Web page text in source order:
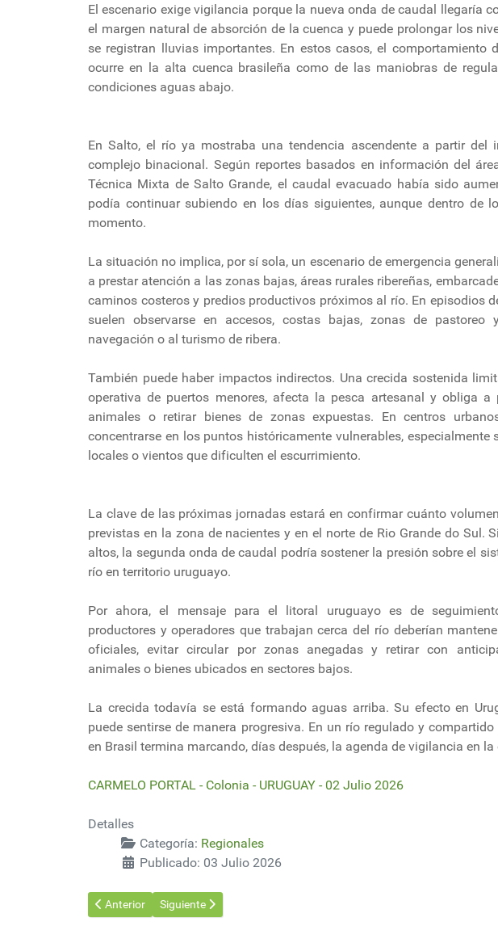
El escenario exige vigilancia porque la nueva onda de caudal llegaría
el margen natural de absorción de la cuenca y puede prolongar los
se registran lluvias importantes. En estos casos, el comportamiento
ocurre en la alta cuenca brasileña como de las maniobras de
condiciones aguas abajo.
En Salto, el río ya mostraba una tendencia ascendente a partir del
complejo binacional. Según reportes basados en información del
Técnica Mixta de Salto Grande, el caudal evacuado había sido
podía continuar subiendo en los días siguientes, aunque dentro de
momento.
La situación no implica, por sí sola, un escenario de emergencia
a prestar atención a las zonas bajas, áreas rurales ribereñas,
caminos costeros y predios productivos próximos al río. En episodios
suelen observarse en accesos, costas bajas, zonas de
navegación o al turismo de ribera.
También puede haber impactos indirectos. Una crecida sostenida
operativa de puertos menores, afecta la pesca artesanal y obliga a
animales o retirar bienes de zonas expuestas. En centros
concentrarse en los puntos históricamente vulnerables,
locales o vientos que dificulten el escurrimiento.
La clave de las próximas jornadas estará en confirmar cuánto
previstas en la zona de nacientes y en el norte de Rio Grande do Sul.
altos, la segunda onda de caudal podría sostener la presión sobre el
río en territorio uruguayo.
Por ahora, el mensaje para el litoral uruguayo es de
productores y operadores que trabajan cerca del río deberían
oficiales, evitar circular por zonas anegadas y retirar con
animales o bienes ubicados en sectores bajos.
La crecida todavía se está formando aguas arriba. Su efecto en
puede sentirse de manera progresiva. En un río regulado y
en Brasil termina marcando, días después, la agenda de vigilancia en
CARMELO PORTAL - Colonia - URUGUAY - 02 Julio 2026
Detalles
Categoría: Regionales
Publicado: 03 Julio 2026
Artículo anterior: Arrancó la construcción del puente más largo de América
Anterior Artículo siguiente: Paraguay: Paracel prevé el inicio de la producción
Siguiente